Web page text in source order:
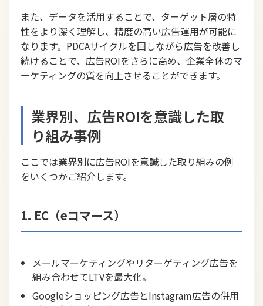
また、データを活用することで、ターゲット層の特
性をより深く理解し、精度の高い広告運用が可能に
なります。PDCAサイクルを回しながら広告を改善し
続けることで、広告ROIをさらに高め、企業全体のマ
ーケティングの質を向上させることができます。
業界別、広告ROIを意識した取
り組み事例
ここでは業界別に広告ROIを意識した取り組みの例
をいくつかご紹介します。
1. EC（eコマース）
メールマーケティングやリターゲティング広告を
組み合わせてLTVを最大化。
Googleショッピング広告とInstagram広告の併用